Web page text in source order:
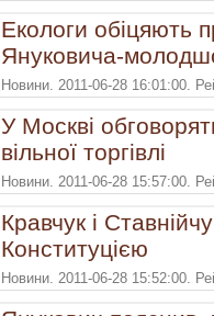
Екологи обіцяють
Януковича-
Новини. 2011-06-28 16:01:00.
У Москві
вільної торгівлі
Новини. 2011-06-28 15:57:00.
Кравчук і
Конституцією
Новини. 2011-06-28 15:52:00.